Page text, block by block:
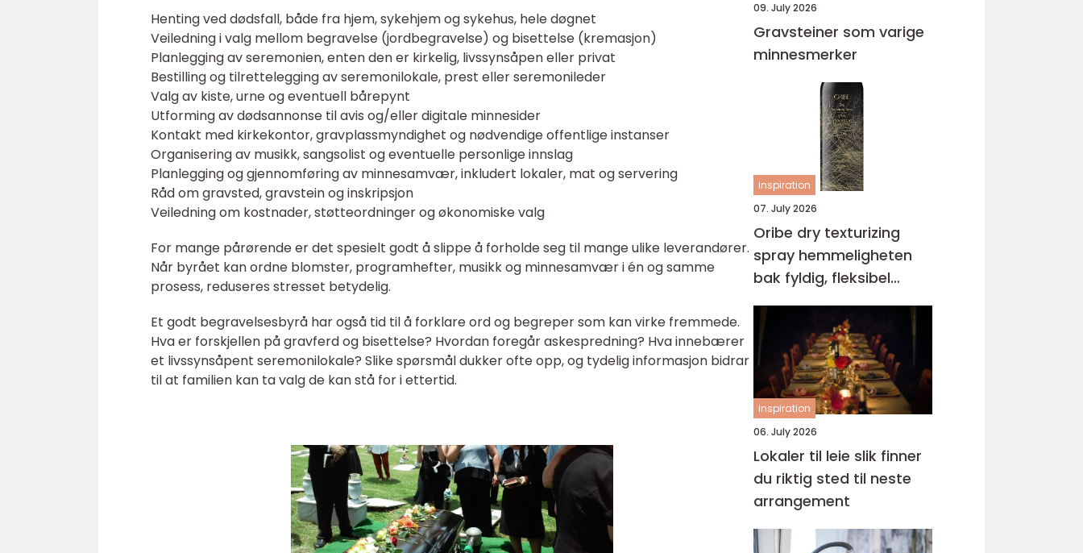
Henting ved dødsfall, både fra hjem, sykehjem og sykehus, hele døgnet
Veiledning i valg mellom begravelse (jordbegravelse) og bisettelse (kremasjon)
Planlegging av seremonien, enten den er kirkelig, livssynsåpen eller privat
Bestilling og tilrettelegging av seremonilokale, prest eller seremonileder
Valg av kiste, urne og eventuell bårepynt
Utforming av dødsannonse til avis og/eller digitale minnesider
Kontakt med kirkekontor, gravplassmyndighet og nødvendige offentlige instanser
Organisering av musikk, sangsolist og eventuelle personlige innslag
Planlegging og gjennomføring av minnesamvær, inkludert lokaler, mat og servering
Råd om gravsted, gravstein og inskripsjon
Veiledning om kostnader, støtteordninger og økonomiske valg
For mange pårørende er det spesielt godt å slippe å forholde seg til mange ulike leverandører.
Når byrået kan ordne blomster, programhefter, musikk og minnesamvær i én og samme
prosess, reduseres stresset betydelig.
Et godt begravelsesbyrå har også tid til å forklare ord og begreper som kan virke fremmede.
Hva er forskjellen på gravferd og bisettelse? Hvordan foregår askespredning? Hva innebærer
et livssynsåpent seremonilokale? Slike spørsmål dukker ofte opp, og tydelig informasjon bidrar
til at familien kan ta valg de kan stå for i ettertid.
09. July 2026
Gravsteiner som varige
minnesmerker
inspiration
07. July 2026
Oribe dry texturizing
spray hemmeligheten
bak fyldig, fleksibel
frisyre
inspiration
06. July 2026
Lokaler til leie slik finner
du riktig sted til neste
arrangement